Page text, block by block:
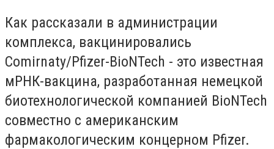
Как рассказали в администрации
комплекса, вакцинировались
Comirnaty/Pfizer-BioNTech - это известная
мРНК-вакцина, разработанная немецкой
биотехнологической компанией BioNTech
совместно с американским
фармакологическим концерном Pfizer.